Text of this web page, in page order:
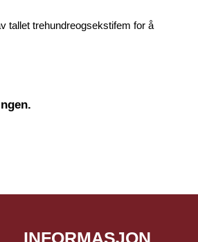
tallet trehundreogsekstifem for å
INFORMASJON